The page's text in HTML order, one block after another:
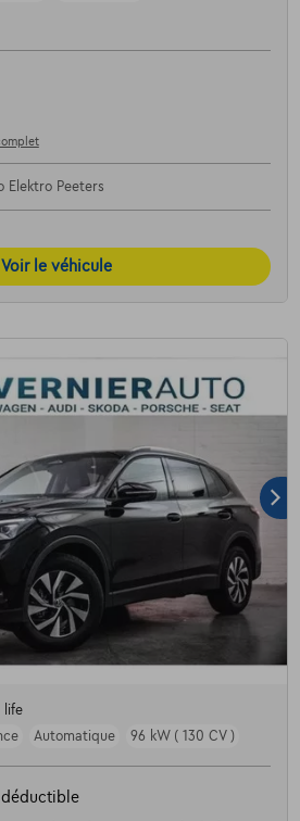
Elektro Peeters
Voir le véhicule
life
Automatique 96 kW ( 130 CV )
déductible